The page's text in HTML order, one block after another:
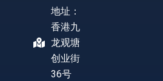
地址：
香港九
龙观塘
创业街
36号